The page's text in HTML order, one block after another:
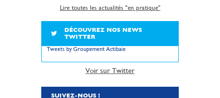
Lire toutes les actualités "en pratique"
DÉCOUVREZ NOS NEWS
TWITTER
Tweets by Groupement Actibaie
Voir sur Twitter
SUIVEZ-NOUS !